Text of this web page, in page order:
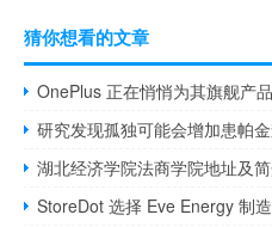
猜你想看的文章
研究发现孤独可能会增加患帕
StoreDot 选择 Eve Energy 制